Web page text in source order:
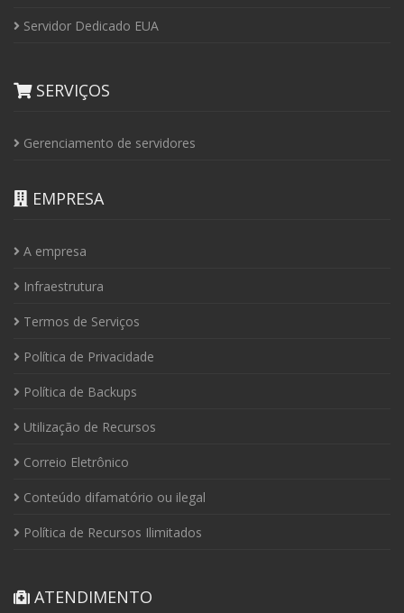
Servidor Dedicado EUA
SERVIÇOS
Gerenciamento de servidores
EMPRESA
A empresa
Infraestrutura
Termos de Serviços
Política de Privacidade
Política de Backups
Utilização de Recursos
Correio Eletrônico
Conteúdo difamatório ou ilegal
Política de Recursos Ilimitados
ATENDIMENTO